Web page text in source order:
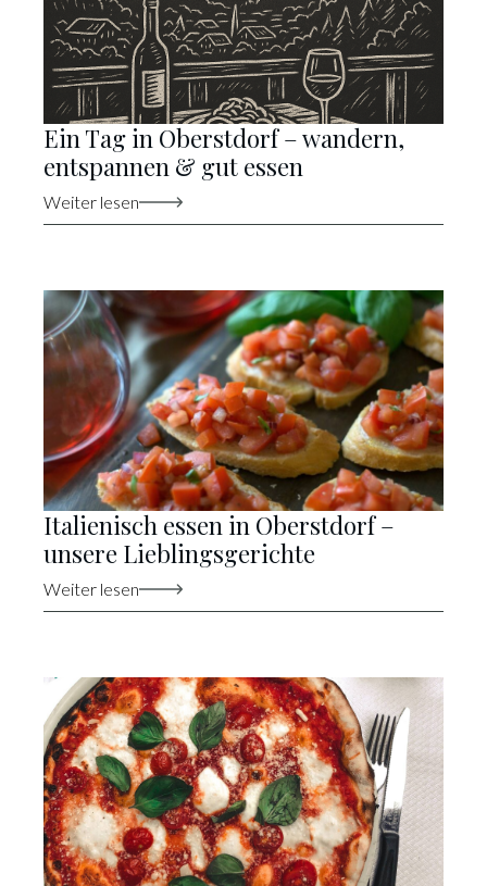
Ein Tag in Oberstdorf – wandern,
entspannen & gut essen
Weiter lesen
Italienisch essen in Oberstdorf –
unsere Lieblingsgerichte
Weiter lesen